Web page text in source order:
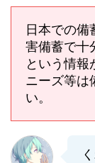
日本での備
害備蓄で十
という情報
ニーズ等は
い。